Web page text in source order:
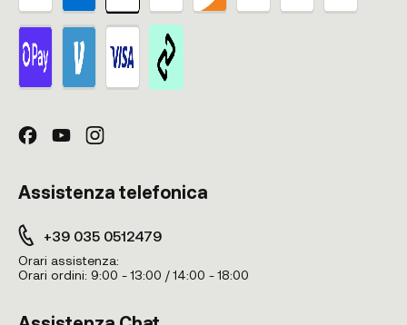
Assistenza telefonica
+39 035 0512479
Orari assistenza:
Orari ordini: 9:00 - 13:00 / 14:00 - 18:00